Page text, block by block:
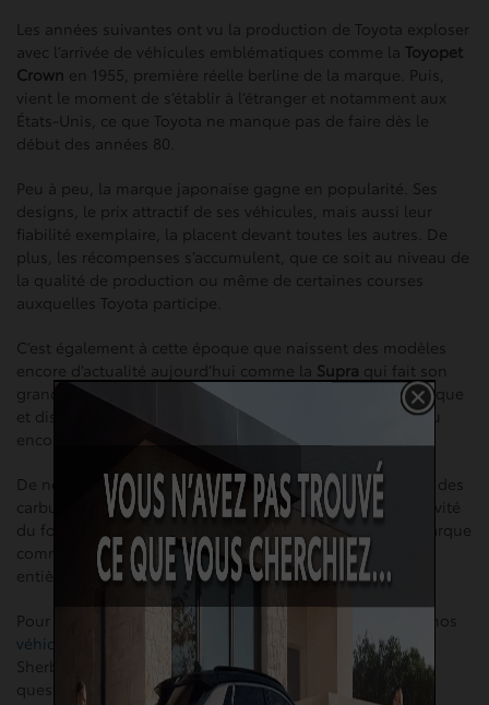
Les années suivantes ont vu la production de Toyota exploser
avec l’arrivée de véhicules emblématiques comme la Toyopet
Crown en 1955, première réelle berline de la marque. Puis,
vient le moment de s’établir à l’étranger et notamment aux
États-Unis, ce que Toyota ne manque pas de faire dès le
début des années 80.
Peu à peu, la marque japonaise gagne en popularité. Ses
designs, le prix attractif de ses véhicules, mais aussi leur
fiabilité exemplaire, la placent devant toutes les autres. De
plus, les récompenses s’accumulent, que ce soit au niveau de
la qualité de production ou même de certaines courses
auxquelles Toyota participe.
C’est également à cette époque que naissent des modèles
encore d’actualité aujourd’hui comme la Supra qui fait son
grand retour pour 2020; la Corolla, fer de lance de la marque
et disponible pour la première fois en version hybride; ou
encore les VUS comme le
De nos jours, Toyota continue d’innover et de rechercher des
carburants toujours plus écologiques. Les traits d’inventivité
du fondateur sont toujours présents dans l’ADN de la marque
comme peut en témoigner laMirai, première voiture
entièrement électrique deToyota.
Pour en savoir plus ou pour essayer vous-même l’un de nos
véhicules neufs
occasion
, rendez-nous visite à
Sherbrooke Toyota.
Contactez-nous
si vous avez des
questions. Notre équipe se fera un plaisir d’y répondre.